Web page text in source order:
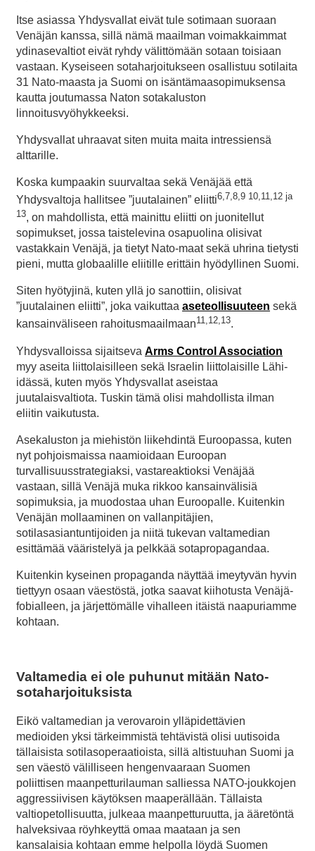
Itse asiassa Yhdysvallat eivät tule sotimaan suoraan
Venäjän kanssa, sillä nämä maailman voimakkaimmat
ydinasevaltiot eivät ryhdy välittömään sotaan toisiaan
vastaan. Kyseiseen sotaharjoitukseen osallistuu sotilaita
31 Nato-maasta ja Suomi on isäntämaasopimuksensa
kautta joutumassa Naton sotakaluston
linnoitusvyöhykkeeksi.
Yhdysvallat uhraavat siten muita maita intressiensä
alttarille.
Koska kumpaakin suurvaltaa sekä Venäjää että
Yhdysvaltoja hallitsee ”juutalainen” eliitti6,7,8,9 10,11,12 ja
13, on mahdollista, että mainittu eliitti on juonitellut
sopimukset, jossa taistelevina osapuolina olisivat
vastakkain Venäjä, ja tietyt Nato-maat sekä uhrina tietysti
pieni, mutta globaalille eliitille erittäin hyödyllinen Suomi.
Siten hyötyjinä, kuten yllä jo sanottiin, olisivat
”juutalainen eliitti”, joka vaikuttaa aseteollisuuteen sekä
kansainväliseen rahoitusmaailmaan11,12,13.
Yhdysvalloissa sijaitseva Arms Control Association
myy aseita liittolaisilleen sekä Israelin liittolaisille Lähi-
idässä, kuten myös Yhdysvallat aseistaa
juutalaisvaltiota. Tuskin tämä olisi mahdollista ilman
eliitin vaikutusta.
Asekaluston ja miehistön liikehdintä Euroopassa, kuten
nyt pohjoismaissa naamioidaan Euroopan
turvallisuusstrategiaksi, vastareaktioksi Venäjää
vastaan, sillä Venäjä muka rikkoo kansainvälisiä
sopimuksia, ja muodostaa uhan Euroopalle. Kuitenkin
Venäjän mollaaminen on vallanpitäjien,
sotilasasiantuntijoiden ja niitä tukevan valtamedian
esittämää vääristelyä ja pelkkää sotapropagandaa.
Kuitenkin kyseinen propaganda näyttää imeytyvän hyvin
tiettyyn osaan väestöstä, jotka saavat kiihotusta Venäjä-
fobialleen, ja järjettömälle vihalleen itäistä naapuriamme
kohtaan.
Valtamedia ei ole puhunut mitään Nato-
sotaharjoituksista
Eikö valtamedian ja verovaroin ylläpidettävien
medioiden yksi tärkeimmistä tehtävistä olisi uutisoida
tällaisista sotilasoperaatioista, sillä altistuuhan Suomi ja
sen väestö välilliseen hengenvaaraan Suomen
poliittisen maanpetturilauman salliessa NATO-joukkojen
aggressiivisen käytöksen maaperällään. Tällaista
valtiopetollisuutta, julkeaa maanpetturuutta, ja ääretöntä
halveksivaa röyhkeyttä omaa maataan ja sen
kansalaisia kohtaan emme helpolla löydä Suomen